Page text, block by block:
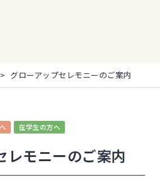
> グローアップセレモニーのご案内
在学生の方へ
レモニーのご案内